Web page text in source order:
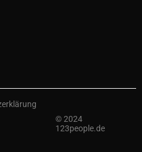
© 2024
123people.de